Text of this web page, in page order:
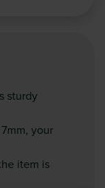
sturdy
your
item is